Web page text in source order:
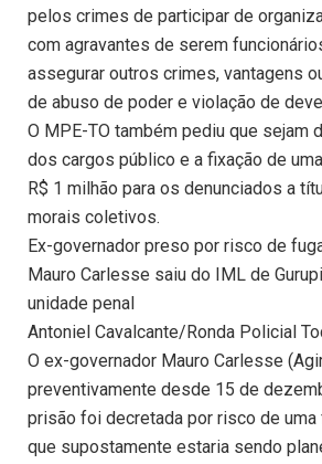
pelos crimes de participar de
com agravantes de serem
assegurar outros crimes, vantagens
de abuso de poder e violação de
O MPE-TO também pediu que sejam
dos cargos público e a fixação de
R$ 1 milhão para os denunciados a
morais coletivos.
Ex-governador preso por risco de
Mauro Carlesse saiu do IML de
unidade penal
Antoniel Cavalcante/Ronda Policial
O ex-governador Mauro Carlesse
preventivamente desde 15 de
prisão foi decretada por risco de uma
que supostamente estaria sendo